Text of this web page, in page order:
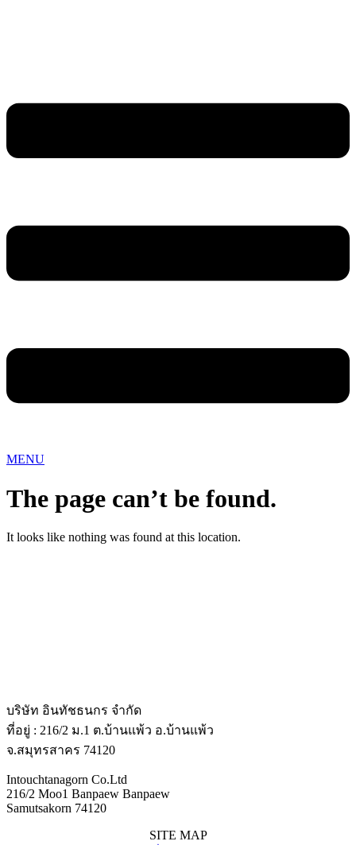
MENU
The page can’t be found.
It looks like nothing was found at this location.
บริษัท อินทัชธนกร จำกัด
ที่อยู่ : 216/2 ม.1 ต.บ้านแพ้ว อ.บ้านแพ้ว
จ.สมุทรสาคร 74120
Intouchtanagorn Co.Ltd
216/2 Moo1 Banpaew Banpaew
Samutsakorn 74120
SITE MAP